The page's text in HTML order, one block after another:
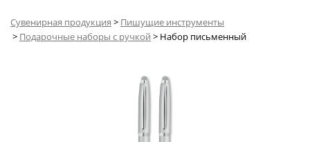
Сувенирная продукция > Пишущие инструменты
> Подарочные наборы с ручкой > Набор письменный